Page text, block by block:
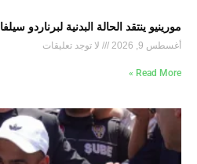
مورينيو ينتقد الحالة البدنية لبرناردو سيلفا
أغسطس 9, 2026 لا توجد تعليقات
Read More »